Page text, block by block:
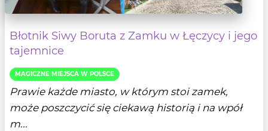
Błotnik Siwy Boruta z Zamku w Łęczycy i jego
tajemnice
MAGICZNE MIEJSCA W POLSCE
Prawie każde miasto, w którym stoi zamek,
może poszczycić się ciekawą historią i na wpół
m...